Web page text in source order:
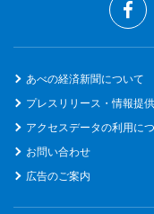
あべの経済新聞について
プレスリリース・情報提
アクセスデータの利用に
お問い合わせ
広告のご案内